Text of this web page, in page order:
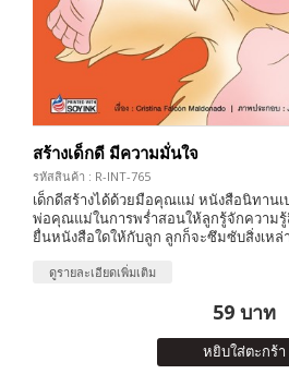
สร้างเด็กดี มีความมั่นใจ
รหัสสินค้า : R-INT-765
เด็กดีสร้างได้ด้วยมือคุณแม่ หนังสือนิทาน
พ่อคุณแม่ในการพร่ำสอนให้ลูกรู้จักความ
ยื่นหนังสือใดให้กับลูก ลูกก็จะซึมซับสิ่งเห
ดูรายละเอียดเพิ่มเติม
59 บาท
หยิบใส่ตะกร้า